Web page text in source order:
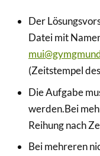
Der
Datei mit
(Zeitstempel
Die Aufgabe
werden.Bei
Reihung nach
Bei mehreren